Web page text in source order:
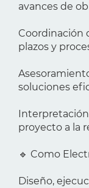
avances de
Coordinación
plazos y
soluciones
Interpretación
proyecto a la
🔹 Como
Diseño,